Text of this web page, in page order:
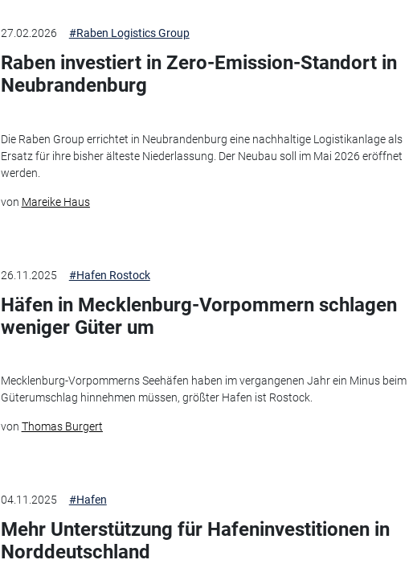
27.02.2026 #Raben Logistics Group
Raben investiert in Zero-Emission-Standort in
Neubrandenburg
Die Raben Group errichtet in Neubrandenburg eine nachhaltige Logistikanlage als
Ersatz für ihre bisher älteste Niederlassung. Der Neubau soll im Mai 2026 eröffnet
werden.
von Mareike Haus
26.11.2025 #Hafen Rostock
Häfen in Mecklenburg-Vorpommern schlagen
weniger Güter um
Mecklenburg-Vorpommerns Seehäfen haben im vergangenen Jahr ein Minus beim
Güterumschlag hinnehmen müssen, größter Hafen ist Rostock.
von Thomas Burgert
04.11.2025 #Hafen
Mehr Unterstützung für Hafeninvestitionen in
Norddeutschland